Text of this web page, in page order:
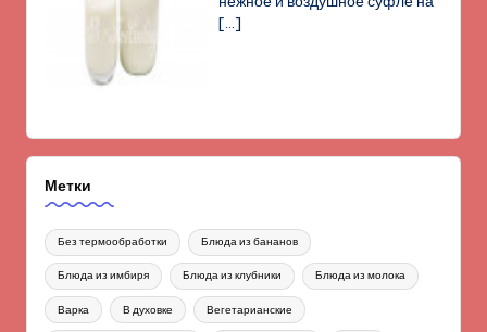
[…]
Метки
Без термообработки Блюда из бананов
Блюда из имбиря Блюда из клубники Блюда из молока
Варка В духовке Вегетарианские